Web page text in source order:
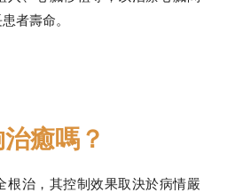
者壽命。
癒嗎？
根治，其控制效果取決於病情嚴